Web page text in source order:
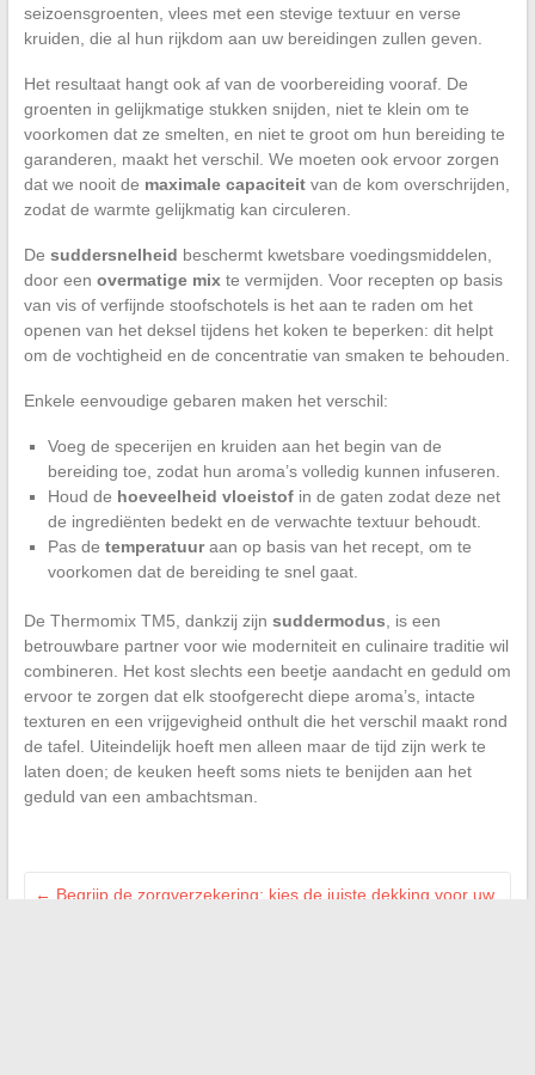
seizoensgroenten, vlees met een stevige textuur en verse
kruiden, die al hun rijkdom aan uw bereidingen zullen geven.
Het resultaat hangt ook af van de voorbereiding vooraf. De
groenten in gelijkmatige stukken snijden, niet te klein om te
voorkomen dat ze smelten, en niet te groot om hun bereiding te
garanderen, maakt het verschil. We moeten ook ervoor zorgen
dat we nooit de maximale capaciteitvan de kom overschrijden,
zodat de warmte gelijkmatig kan circuleren.
De suddersnelheid beschermt kwetsbare voedingsmiddelen,
door een overmatige mixte vermijden. Voor recepten op basis
van vis of verfijnde stoofschotels is het aan te raden om het
openen van het deksel tijdens het koken te beperken: dit helpt
om de vochtigheid en de concentratie van smaken te behouden.
Enkele eenvoudige gebaren maken het verschil:
Voeg de specerijen en kruiden aan het begin van de
bereiding toe, zodat hun aroma’s volledig kunnen infuseren.
Houd de hoeveelheid vloeistofin de gaten zodat deze net
de ingrediënten bedekt en de verwachte textuur behoudt.
Pas de temperatuuraan op basis van het recept, om te
voorkomen dat de bereiding te snel gaat.
De Thermomix TM5, dankzij zijn suddermodus , is een
betrouwbare partner voor wie moderniteit en culinaire traditie wil
combineren. Het kost slechts een beetje aandacht en geduld om
ervoor te zorgen dat elk stoofgerecht diepe aroma’s, intacte
texturen en een vrijgevigheid onthult die het verschil maakt rond
de tafel. Uiteindelijk hoeft men alleen maar de tijd zijn werk te
laten doen; de keuken heeft soms niets te benijden aan het
geduld van een ambachtsman.
← Begrijp de zorgverzekering: kies de juiste dekking voor uw